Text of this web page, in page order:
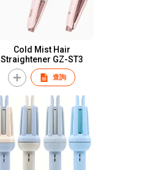
Cold Mist Hair
Straightener GZ-ST3
查詢